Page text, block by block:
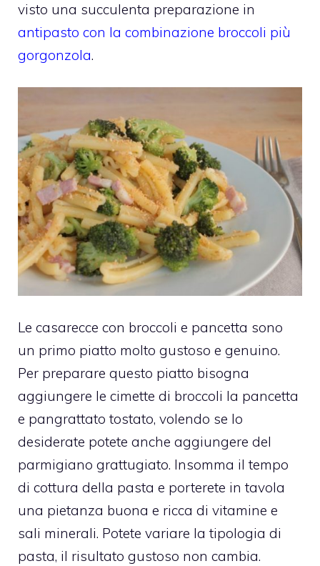
visto una succulenta preparazione in
antipasto con la combinazione broccoli più
gorgonzola.
Le casarecce con broccoli e pancetta sono
un primo piatto molto gustoso e genuino.
Per preparare questo piatto bisogna
aggiungere le cimette di broccoli la pancetta
e pangrattato tostato, volendo se lo
desiderate potete anche aggiungere del
parmigiano grattugiato. Insomma il tempo
di cottura della pasta e porterete in tavola
una pietanza buona e ricca di vitamine e
sali minerali. Potete variare la tipologia di
pasta, il risultato gustoso non cambia.